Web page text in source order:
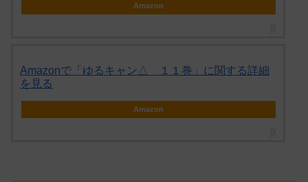
Amazon
Amazonで「ゆるキャン△ １１巻」に関する詳細
を見る
Amazon